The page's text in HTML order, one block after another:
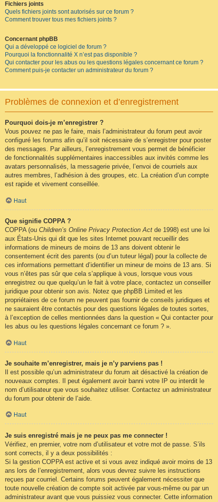
Fichiers joints
Quels fichiers joints sont autorisés sur ce forum ?
Comment trouver tous mes fichiers joints ?
Concernant phpBB
Qui a développé ce logiciel de forum ?
Pourquoi la fonctionnalité X n’est pas disponible ?
Qui contacter pour les abus ou les questions légales concernant ce forum ?
Comment puis-je contacter un administrateur du forum ?
Problèmes de connexion et d’enregistrement
Pourquoi dois-je m’enregistrer ?
Vous pouvez ne pas le faire, mais l’administrateur du forum peut avoir
configuré les forums afin qu’il soit nécessaire de s’enregistrer pour poster
des messages. Par ailleurs, l’enregistrement vous permet de bénéficier
de fonctionnalités supplémentaires inaccessibles aux invités comme les
avatars personnalisés, la messagerie privée, l’envoi de courriels aux
autres membres, l’adhésion à des groupes, etc. La création d’un compte
est rapide et vivement conseillée.
Haut
Que signifie COPPA ?
COPPA (ou Children’s Online Privacy Protection Act de 1998) est une loi
aux États-Unis qui dit que les sites Internet pouvant recueillir des
informations de mineurs de moins de 13 ans doivent obtenir le
consentement écrit des parents (ou d’un tuteur légal) pour la collecte de
ces informations permettant d’identifier un mineur de moins de 13 ans. Si
vous n’êtes pas sûr que cela s’applique à vous, lorsque vous vous
enregistrez ou que quelqu’un le fait à votre place, contactez un conseiller
juridique pour obtenir son avis. Notez que phpBB Limited et les
propriétaires de ce forum ne peuvent pas fournir de conseils juridiques et
ne sauraient être contactés pour des questions légales de toutes sortes,
à l’exception de celles mentionnées dans la question « Qui contacter pour
les abus ou les questions légales concernant ce forum ? ».
Haut
Je souhaite m’enregistrer, mais je n’y parviens pas !
Il est possible qu’un administrateur du forum ait désactivé la création de
nouveaux comptes. Il peut également avoir banni votre IP ou interdit le
nom d’utilisateur que vous souhaitez utiliser. Contactez un administrateur
du forum pour obtenir de l’aide.
Haut
Je suis enregistré mais je ne peux pas me connecter !
Vérifiez, en premier, votre nom d’utilisateur et votre mot de passe. S’ils
sont corrects, il y a deux possibilités :
Si la gestion COPPA est active et si vous avez indiqué avoir moins de 13
ans lors de l’enregistrement, alors vous devrez suivre les instructions
reçues par courriel. Certains forums peuvent également nécessiter que
toute nouvelle création de compte soit activée par vous-même ou par un
administrateur avant que vous puissiez vous connecter. Cette information